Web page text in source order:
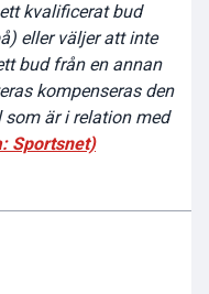
kvalificerat bud
eller väljer att inte
bud från en annan
kompenseras den
är i relation med
Sportsnet)